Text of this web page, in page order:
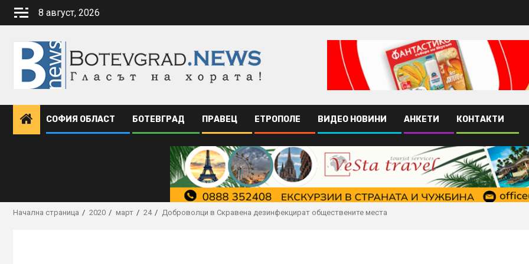
Skip
8 август, 2026
СОФИЯ ОБЛАСТ БОТЕВГРАД ПРАВЕЦ ЕТРОПОЛЕ ВИДЕО НОВИНИ АНКЕТИ КОНТАКТИ
Начална страница 2020 март 24 Доброволци в Скравена дезинфекцират обществените места